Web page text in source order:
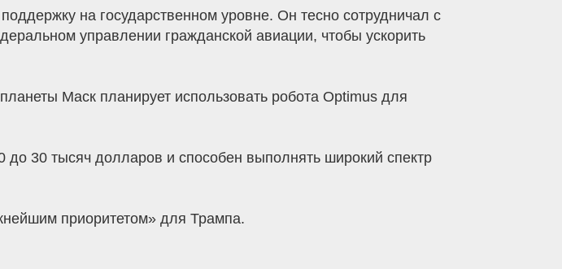
на государственном уровне. Он тесно сотрудничал с
управлении гражданской авиации, чтобы ускорить
Маск планирует использовать робота Optimus для
до 30 тысяч долларов и способен выполнять широкий спектр
приоритетом» для Трампа.